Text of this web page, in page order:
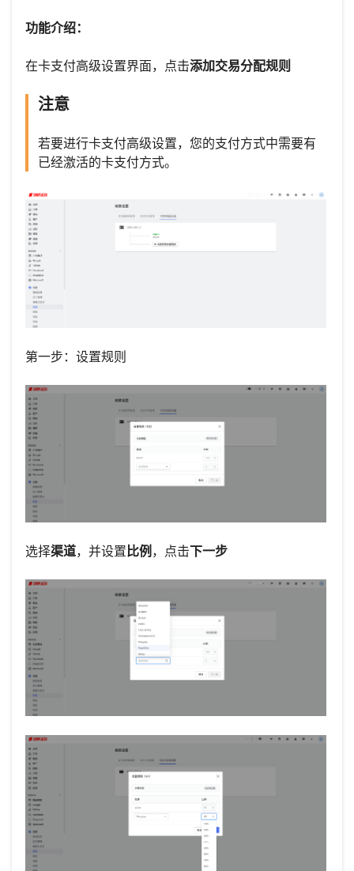
功能介绍：
在卡支付高级设置界面，点击添加交易分配规则
注意
若要进行卡支付高级设置，您的支付方式中需要有
已经激活的卡支付方式。
第一步：设置规则
选择渠道，并设置比例，点击下一步